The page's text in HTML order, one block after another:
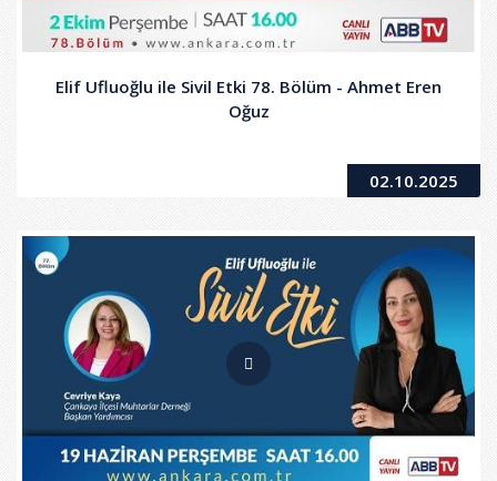
Elif Ufluoğlu ile Sivil Etki 78. Bölüm - Ahmet Eren
Oğuz
02.10.2025